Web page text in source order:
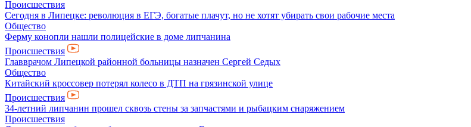
Происшествия
Сегодня в Липецке: революция в ЕГЭ, богатые плачут, но не хотят убирать свои рабочие места
Общество
Ферму конопли нашли полицейские в доме липчанина
Происшествия
Главврачом Липецкой районной больницы назначен Сергей Седых
Общество
Китайский кроссовер потерял колесо в ДТП на грязинской улице
Происшествия
34-летний липчанин прошел сквозь стены за запчастями и рыбацким снаряжением
Происшествия